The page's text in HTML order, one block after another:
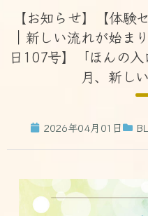
【お知らせ】【体験
｜新しい流れが始ま
日107号】「ほんの
月、新し
2026年04月01日